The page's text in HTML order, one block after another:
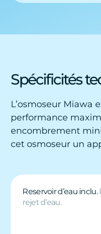
Spécificités
L’osmoseur Miawa
performance
encombrement
cet osmoseur un
Reservoir d’eau inclu.
rejet d’eau.